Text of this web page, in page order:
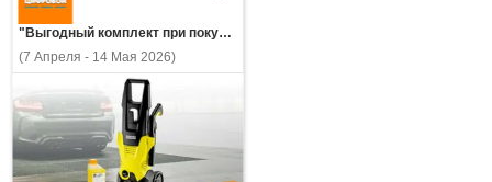
"Выгодный комплект при покупке мойки высокого давления и автошампуня!"
(7 Апреля - 14 Мая 2026)